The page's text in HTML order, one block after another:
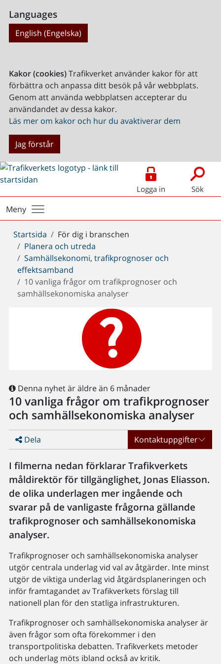
Languages
English (Engelska)
Kakor (cookies)Trafikverket använder kakor för att
förbättra och anpassa ditt besök på vår webbplats.
Genom att använda webbplatsen accepterar du
användandet av dessa kakor.
Läs mer om kakor och hur du avaktiverar dem
Jag förstår
Logga in Sök
Meny
Du
är
här:
Startsida
För dig i branschen
Planera och utreda
Samhällsekonomi, trafikprognoser och
effektsamband
10 vanliga frågor om trafikprognoser och
samhällsekonomiska analyser
Denna nyhet är äldre än 6 månader
10 vanliga frågor om trafikprognoser
och samhällsekonomiska analyser
Dela Kontaktuppgifter
I filmerna nedan förklarar Trafikverkets
måldirektör för tillgänglighet, Jonas Eliasson.
de olika underlagen mer ingående och
svarar på de vanligaste frågorna gällande
trafikprognoser och samhällsekonomiska
analyser.
Trafikprognoser och samhällsekonomiska analyser
utgör centrala underlag vid val av åtgärder. Inte minst
utgör de viktiga underlag vid åtgärdsplaneringen och
inför framtagandet av Trafikverkets förslag till
nationell plan för den statliga infrastrukturen.
Trafikprognoser och samhällsekonomiska analyser är
även frågor som ofta förekommer i den
transportpolitiska debatten. Trafikverkets metoder
och underlag möts ibland också av kritik.